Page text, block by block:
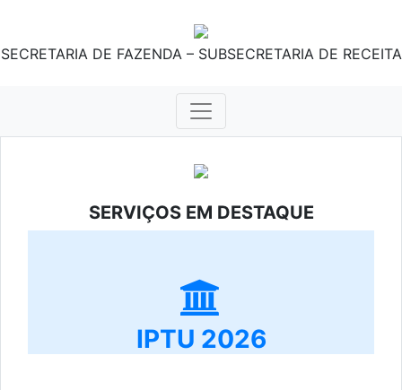
SECRETARIA DE FAZENDA – SUBSECRETARIA DE RECEITA
SERVIÇOS EM DESTAQUE
IPTU 2026